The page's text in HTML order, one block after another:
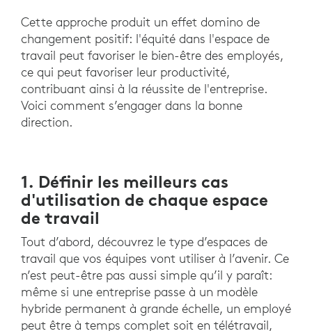
Cette approche produit un effet domino de
changement positif: l'équité dans l'espace de
travail peut favoriser le bien-être des employés,
ce qui peut favoriser leur productivité,
contribuant ainsi à la réussite de l'entreprise.
Voici comment s’engager dans la bonne
direction.
1. Définir les meilleurs cas
d'utilisation de chaque espace
de travail
Tout d’abord, découvrez le type d’espaces de
travail que vos équipes vont utiliser à l’avenir. Ce
n’est peut-être pas aussi simple qu’il y paraît:
même si une entreprise passe à un modèle
hybride permanent à grande échelle, un employé
peut être à temps complet soit en télétravail,